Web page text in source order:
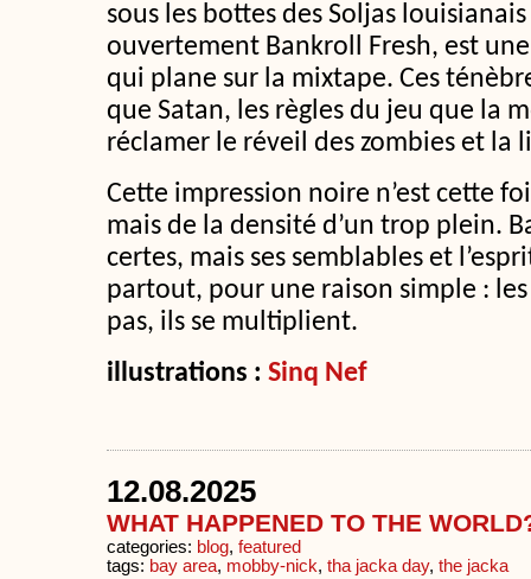
sous les bottes des Soljas
ouvertement Bankroll Fresh, est
qui plane sur la mixtape. Ces
que Satan, les règles du jeu que la
réclamer le réveil des zombies et la
Cette impression noire n’est cette
mais de la densité d’un trop plein.
certes, mais ses semblables et
partout, pour une raison simple :
pas, ils se multiplient.
illustrations : Sinq Nef
12.08.2025
WHAT HAPPENED TO THE
categories: blog, featured
tags: bay area, mobby-nick, tha jacka day, the jacka